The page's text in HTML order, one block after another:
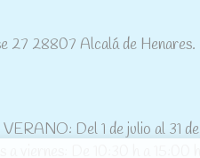
27 28807 Alcalá de Henares.
Del 1 de julio al 31 de